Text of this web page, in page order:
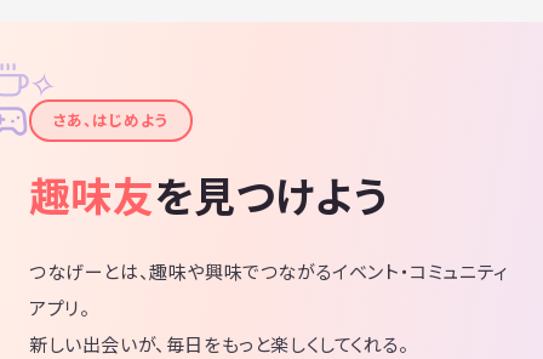
✦
✧
さあ、はじめよう
趣味友を見つけよう
つなげーとは、趣味や興味でつながるイベント・コミュニティ
アプリ。
新しい出会いが、毎日をもっと楽しくしてくれる。